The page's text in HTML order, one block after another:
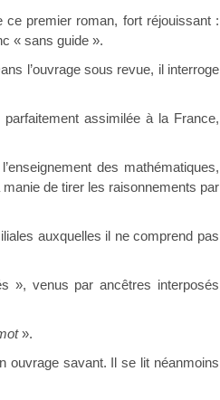
premier roman, fort réjouissant :
« sans guide ».
l’ouvrage sous revue, il interroge
assimilée à la France,
des mathématiques,
de tirer les raisonnements par
auxquelles il ne comprend pas
», venus par ancêtres interposés
».
ouvrage savant. Il se lit néanmoins